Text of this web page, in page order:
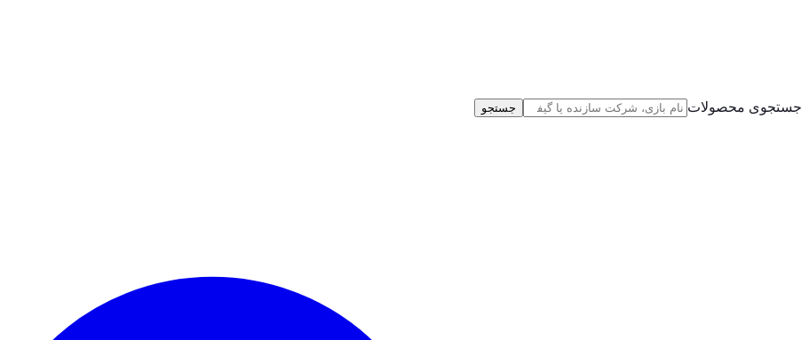
جستجوی محصولات جستجو